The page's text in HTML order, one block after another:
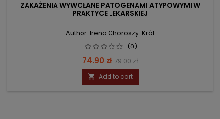
ZAKAŻENIA WYWOŁANE PATOGENAMI ATYPOWYMI W
PRAKTYCE LEKARSKIEJ
Author: Irena Choroszy-Król
(0)
Price
74.90 zł Regular
price
79.00 zł
 Add to cart